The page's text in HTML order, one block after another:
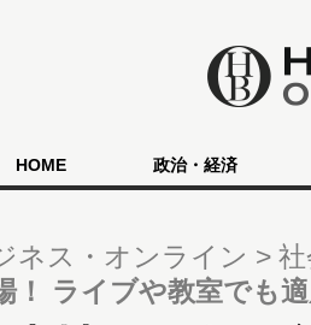
HOME 政治・経済
ネス・オンライン
！ ライブや教室でも